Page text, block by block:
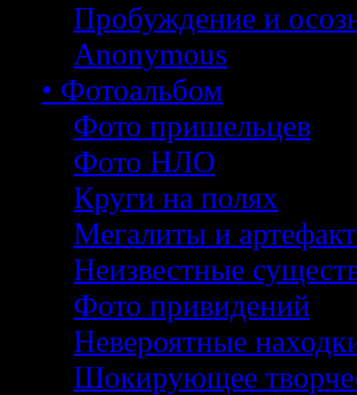
Пробуждение и
Anonymous
• Фотоальбом
Фото пришельцев
Фото НЛО
Круги на полях
Мегалиты и
Неизвестные
Фото привидений
Невероятные
Шокирующее